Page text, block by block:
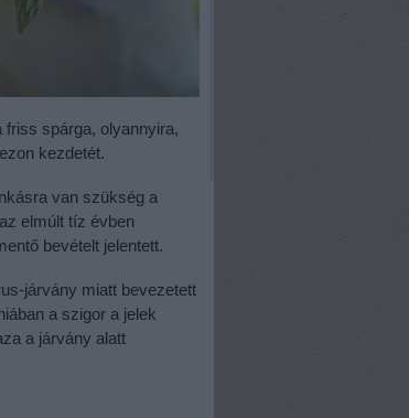
spárga, olyannyira,
kezdetét.
van szükség a
elmúlt tíz évben
bevételt jelentett.
járvány miatt bevezetett
a szigor a jelek
a járvány alatt